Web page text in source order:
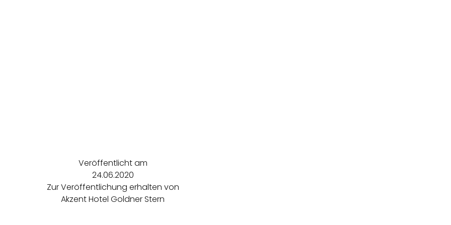
Veröffentlicht am
24.06.2020
Zur Veröffentlichung erhalten von
Akzent Hotel Goldner Stern